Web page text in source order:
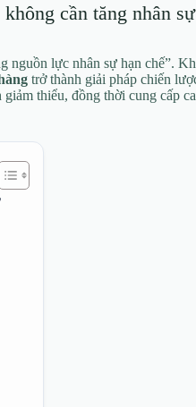
cần tăng nhân sự
nguồn lực nhân sự hạn chế”.
trở thành giải pháp chiến
thiểu, đồng thời cung cấp